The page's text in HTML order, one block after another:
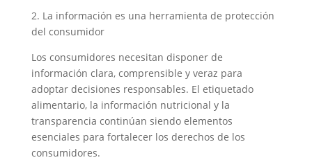
2. La información es una herramienta de protección
del consumidor
Los consumidores necesitan disponer de
información clara, comprensible y veraz para
adoptar decisiones responsables. El etiquetado
alimentario, la información nutricional y la
transparencia continúan siendo elementos
esenciales para fortalecer los derechos de los
consumidores.